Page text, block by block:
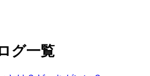
グ一覧